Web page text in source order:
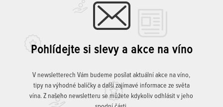
Pohlídejte si slevy a akce na víno
V newsletterech Vám budeme posílat aktuální akce na víno,
tipy na výhodné balíčky a další zajímavé informace ze světa
vína. Z našeho newsletteru se můžete kdykoliv odhlásit v jeho